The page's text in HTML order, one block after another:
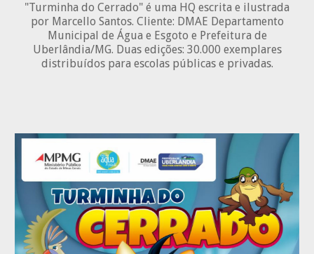
"Turminha do Cerrado" é uma HQ escrita e ilustrada
por Marcello Santos. Cliente: DMAE Departamento
Municipal de Água e Esgoto e Prefeitura de
Uberlândia/MG. Duas edições: 30.000 exemplares
distribuídos para escolas públicas e privadas.